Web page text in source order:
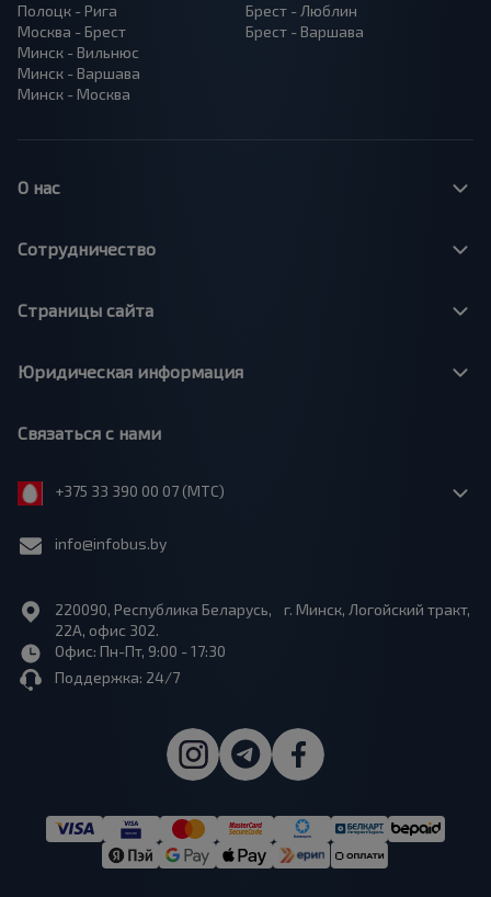
Полоцк - Рига
Москва - Брест
Минск - Вильнюс
Минск - Варшава
Минск - Москва
Брест - Люблин
Брест - Варшава
О нас
Сотрудничество
Страницы сайта
Юридическая информация
Связаться с нами
+375 33 390 00 07 (МТС)
info@infobus.by
220090, Республика Беларусь, г. Минск, Логойский тракт,
22А, офис 302.
Офис: Пн-Пт, 9:00 - 17:30
Поддержка: 24/7